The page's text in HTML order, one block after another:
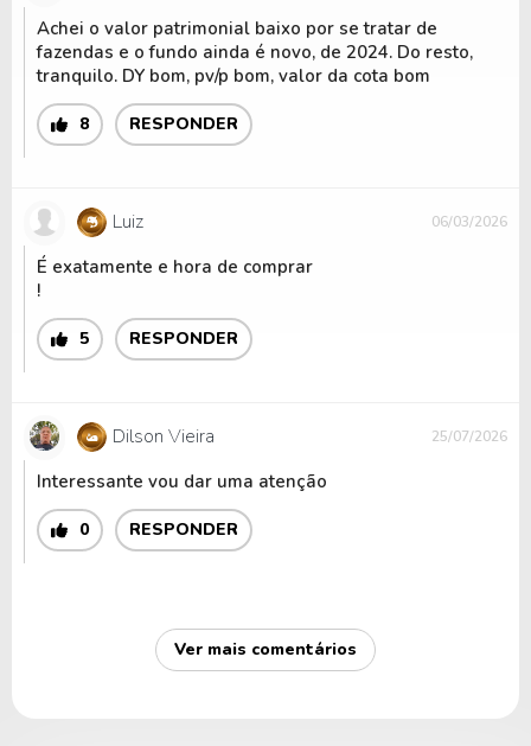
Achei o valor patrimonial baixo por se tratar de
fazendas e o fundo ainda é novo, de 2024. Do resto,
tranquilo. DY bom, pv/p bom, valor da cota bom
8 RESPONDER
Luiz 06/03/2026
É exatamente e hora de comprar
!
5 RESPONDER
Dilson Vieira 25/07/2026
Interessante vou dar uma atenção
0 RESPONDER
Ver mais comentários